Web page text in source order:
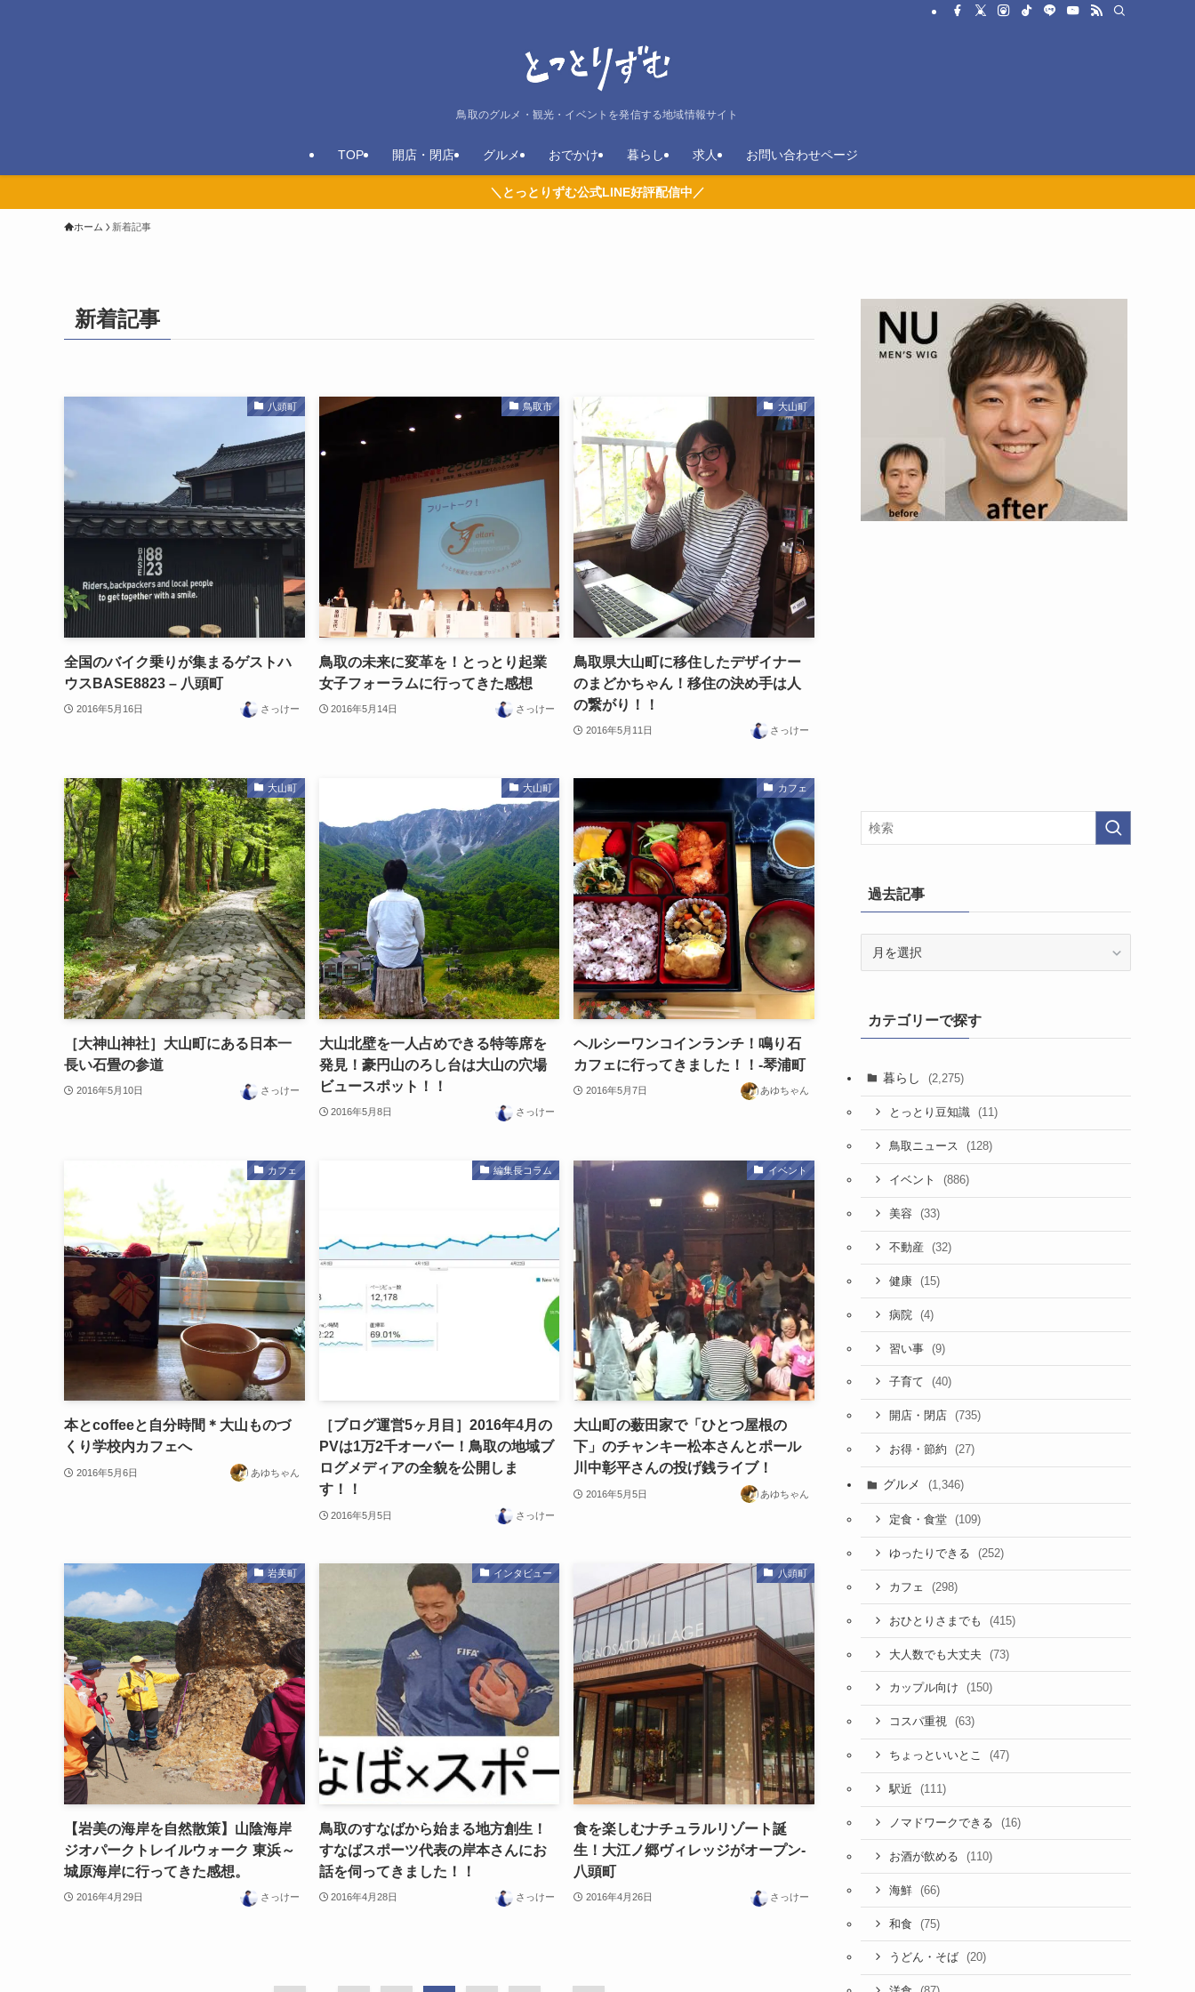
鳥取のグルメ・観光・イベントを発信する地域情報サイト
TOP 開店・閉店 グルメ おでかけ 暮らし 求人 お問い合わせページ
＼とっとりずむ公式LINE好評配信中／
ホーム 新着記事
新着記事
八頭町
全国のバイク乗りが集まるゲストハ
ウスBASE8823 – 八頭町
2016年5月16日 さっけー
鳥取市
鳥取の未来に変革を！とっとり起業
女子フォーラムに行ってきた感想
2016年5月14日 さっけー
大山町
鳥取県大山町に移住したデザイナー
のまどかちゃん！移住の決め手は人
の繋がり！！
2016年5月11日 さっけー
大山町
［大神山神社］大山町にある日本一
長い石畳の参道
2016年5月10日 さっけー
大山町
大山北壁を一人占めできる特等席を
発見！豪円山のろし台は大山の穴場
ビュースポット！！
2016年5月8日 さっけー
カフェ
ヘルシーワンコインランチ！鳴り石
カフェに行ってきました！！-琴浦町
2016年5月7日 あゆちゃん
カフェ
本とcoffeeと自分時間＊大山ものづ
くり学校内カフェへ
2016年5月6日 あゆちゃん
編集長コラム
［ブログ運営5ヶ月目］2016年4月の
PVは1万2千オーバー！鳥取の地域ブ
ログメディアの全貌を公開しま
す！！
2016年5月5日 さっけー
イベント
大山町の薮田家で「ひとつ屋根の
下」のチャンキー松本さんとポール
川中彰平さんの投げ銭ライブ！
2016年5月5日 あゆちゃん
岩美町
【岩美の海岸を自然散策】山陰海岸
ジオパークトレイルウォーク 東浜～
城原海岸に行ってきた感想。
2016年4月29日 さっけー
インタビュー
鳥取のすなばから始まる地方創生！
すなばスポーツ代表の岸本さんにお
話を伺ってきました！！
2016年4月28日 さっけー
八頭町
食を楽しむナチュラルリゾート誕
生！大江ノ郷ヴィレッジがオープン-
八頭町
2016年4月26日 さっけー
過去記事
カテゴリーで探す
暮らし (2,275)
とっとり豆知識 (11)
鳥取ニュース (128)
イベント (886)
美容 (33)
不動産 (32)
健康 (15)
病院 (4)
習い事 (9)
子育て (40)
開店・閉店 (735)
お得・節約 (27)
グルメ (1,346)
定食・食堂 (109)
ゆったりできる (252)
カフェ (298)
おひとりさまでも (415)
大人数でも大丈夫 (73)
カップル向け (150)
コスパ重視 (63)
ちょっといいとこ (47)
駅近 (111)
ノマドワークできる (16)
お酒が飲める (110)
海鮮 (66)
和食 (75)
うどん・そば (20)